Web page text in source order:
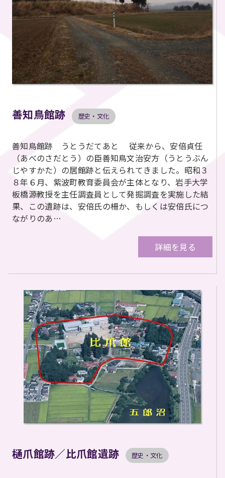
善知鳥館跡 歴史・文化
善知鳥館跡 うとうだてあと 従来から、安倍貞任
（あべのさだとう）の臣善知鳥文治安方（うとうぶん
じやすかた）の居館跡と伝えられてきました。昭和３
８年６月、紫波町教育委員会が主体となり、岩手大学
板橋源教授を主任調査員として発掘調査を実施した結
果、この遺跡は、安倍氏の柵か、もしくは安倍氏につ
ながりのあ…
詳細を見る
樋爪館跡／比爪館遺跡 歴史・文化